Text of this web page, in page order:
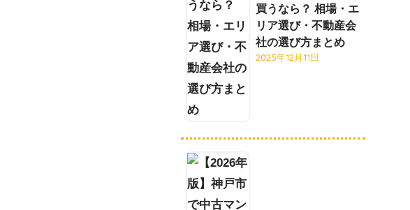
買うなら？ 相場・エ
リア選び・不動産会
社の選び方まとめ
2025年12月11日